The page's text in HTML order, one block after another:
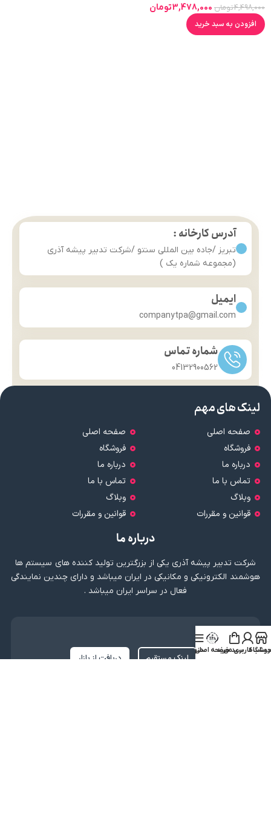
4,498,000تومان 3,478,000تومان
افزودن به سبد خرید
آدرس کارخانه :
تبریز /جاده بین المللی سنتو /شرکت تدبیر پیشه آذری
(مجموعه شماره یک )
ایمیل
companytpa@gmail.com
شماره تماس
04132900562
لینک های مهم
صفحه اصلی
فروشگاه
درباره ما
تماس با ما
وبلاگ
قوانین و مقررات
صفحه اصلی
فروشگاه
درباره ما
تماس با ما
وبلاگ
قوانین و مقررات
درباره ما
شرکت تدبیر پیشه آذری یکی از بزرگترین تولید کننده های سیستم ها
هوشمند الکترونیکی و مکانیکی در ایران میباشد و دارای چندین نمایندگی
فعال در سراسر ایران میباشد .
دریافت اپلیکیشن
لینک مستقیم دریافت از بازار
حساب کاربری من
سبد خریدصفحه اصلی
منو